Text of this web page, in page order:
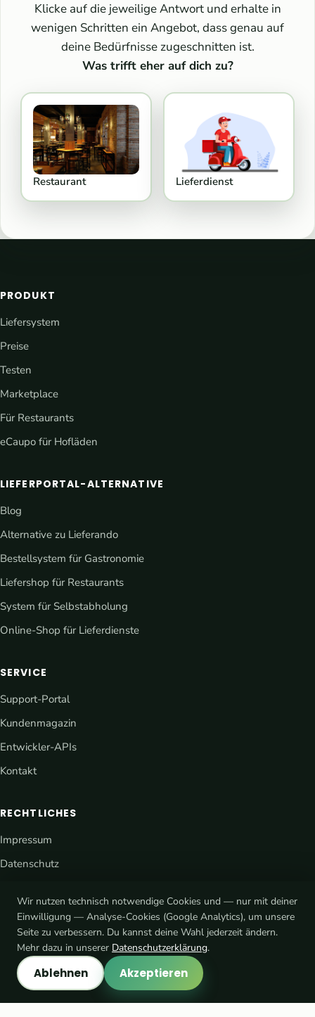
Klicke auf die jeweilige Antwort und erhalte in
wenigen Schritten ein Angebot, dass genau auf
deine Bedürfnisse zugeschnitten ist.
Was trifft eher auf dich zu?
Restaurant Lieferdienst
PRODUKT
Liefersystem
Preise
Testen
Marketplace
Für Restaurants
eCaupo für Hofläden
LIEFERPORTAL-ALTERNATIVE
Blog
Alternative zu Lieferando
Bestellsystem für Gastronomie
Liefershop für Restaurants
System für Selbstabholung
Online-Shop für Lieferdienste
SERVICE
Support-Portal
Kundenmagazin
Entwickler-APIs
Kontakt
RECHTLICHES
Impressum
Datenschutz
Cookie-Einstellungen
Wir nutzen technisch notwendige Cookies und — nur mit deiner
Einwilligung — Analyse-Cookies (Google Analytics), um unsere
Seite zu verbessern. Du kannst deine Wahl jederzeit ändern.
Mehr dazu in unserer Datenschutzerklärung.
Ablehnen Akzeptieren